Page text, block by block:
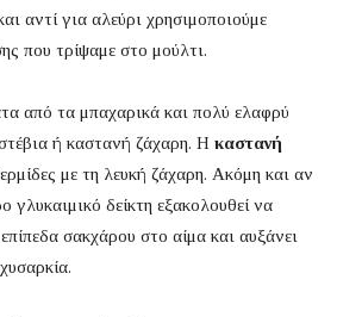
αντί για αλεύρι χρησιμοποιούμε
που τρίψαμε στο μούλτι.
από τα μπαχαρικά και πολύ ελαφρύ
ή καστανή ζάχαρη. Η καστανή
με τη λευκή ζάχαρη. Ακόμη και αν
γλυκαιμικό δείκτη εξακολουθεί να
σακχάρου στο αίμα και αυξάνει